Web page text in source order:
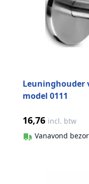
Leuninghouder
model 0111
16,76 incl. btw
Vanavond